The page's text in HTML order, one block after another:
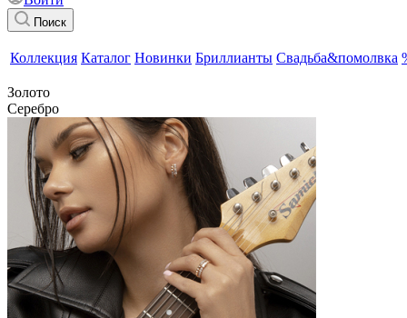
Поиск
Коллекция Каталог Новинки Бриллианты Свадьба&помолвка
Золото
Серебро